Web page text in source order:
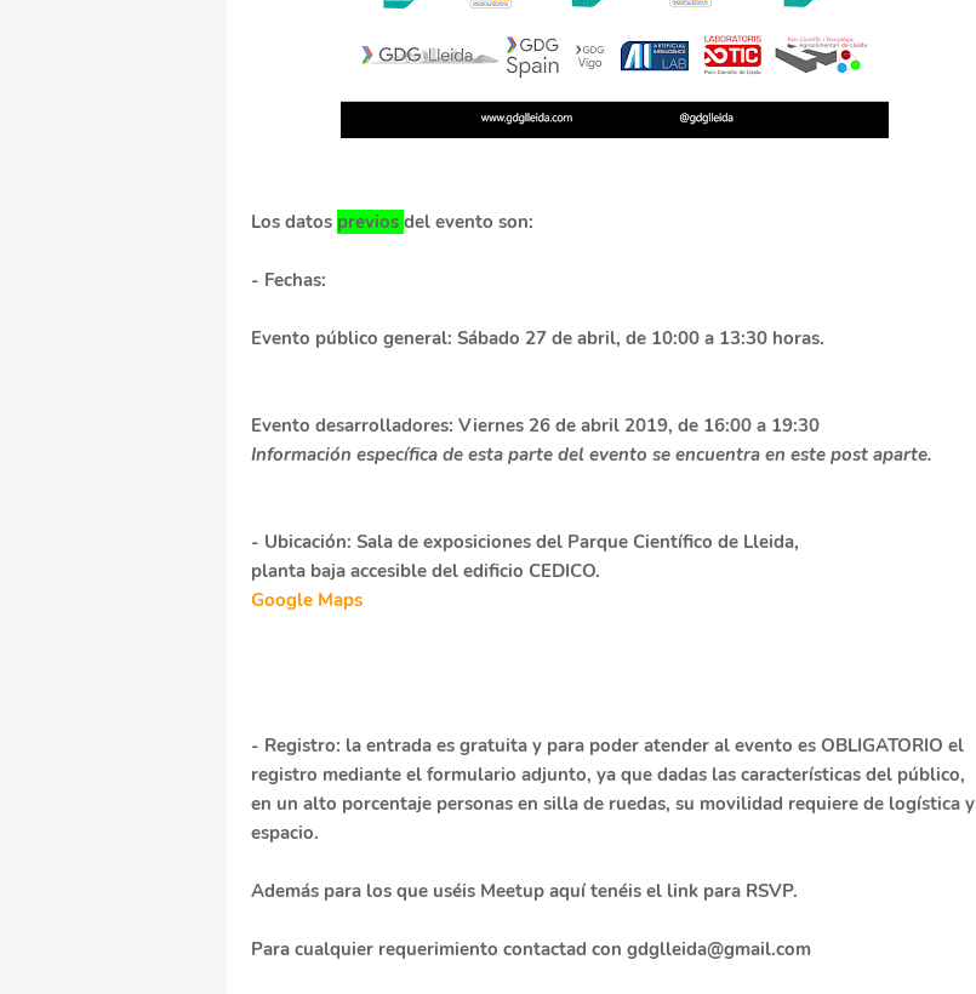
Los datos previos del evento son:
- Fechas:
Evento público general: Sábado 27 de abril, de 10:00 a 13:30 horas.
Evento desarrolladores: Viernes 26 de abril 2019, de 16:00 a 19:30
Información específica de esta parte del evento se encuentra en este post aparte.
- Ubicación: Sala de exposiciones del Parque Científico de Lleida,
planta baja accesible del edificio CEDICO.
Google Maps
- Registro: la entrada es gratuita y para poder atender al evento es OBLIGATORIO el
registro mediante el formulario adjunto, ya que dadas las características del público,
en un alto porcentaje personas en silla de ruedas, su movilidad requiere de logística y
espacio.
Además para los que uséis Meetup aquí tenéis el link para RSVP.
Para cualquier requerimiento contactad con gdglleida@gmail.com